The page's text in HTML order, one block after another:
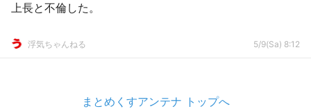
上長と不倫した。
浮気ちゃんねる 5/9(Sa) 8:12
まとめくすアンテナ トップへ